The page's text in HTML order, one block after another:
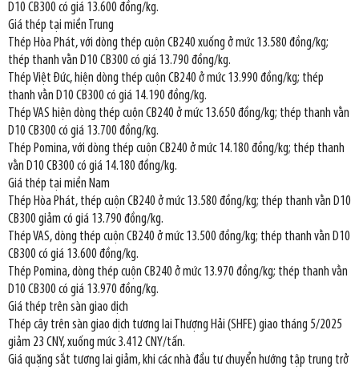
D10 CB300 có giá 13.600 đồng/kg.
Giá thép tại miền Trung
Thép Hòa Phát, với dòng thép cuộn CB240 xuống ở mức 13.580 đồng/kg;
thép thanh vằn D10 CB300 có giá 13.790 đồng/kg.
Thép Việt Đức, hiện dòng thép cuộn CB240 ở mức 13.990 đồng/kg; thép
thanh vằn D10 CB300 có giá 14.190 đồng/kg.
Thép VAS hiện dòng thép cuộn CB240 ở mức 13.650 đồng/kg; thép thanh vằn
D10 CB300 có giá 13.700 đồng/kg.
Thép Pomina, với dòng thép cuộn CB240 ở mức 14.180 đồng/kg; thép thanh
vằn D10 CB300 có giá 14.180 đồng/kg.
Giá thép tại miền Nam
Thép Hòa Phát, thép cuộn CB240 ở mức 13.580 đồng/kg; thép thanh vằn D10
CB300 giảm có giá 13.790 đồng/kg.
Thép VAS, dòng thép cuộn CB240 ở mức 13.500 đồng/kg; thép thanh vằn D10
CB300 có giá 13.600 đồng/kg.
Thép Pomina, dòng thép cuộn CB240 ở mức 13.970 đồng/kg; thép thanh vằn
D10 CB300 có giá 13.970 đồng/kg.
Giá thép trên sàn giao dịch
Thép cây trên sàn giao dịch tương lai Thượng Hải (SHFE) giao tháng 5/2025
giảm 23 CNY, xuống mức 3.412 CNY/tấn.
Giá quặng sắt tương lai giảm, khi các nhà đầu tư chuyển hướng tập trung trở